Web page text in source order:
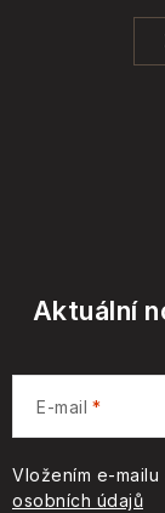
Aktuální
E-mail
Vložením e-mailu
osobních údajů